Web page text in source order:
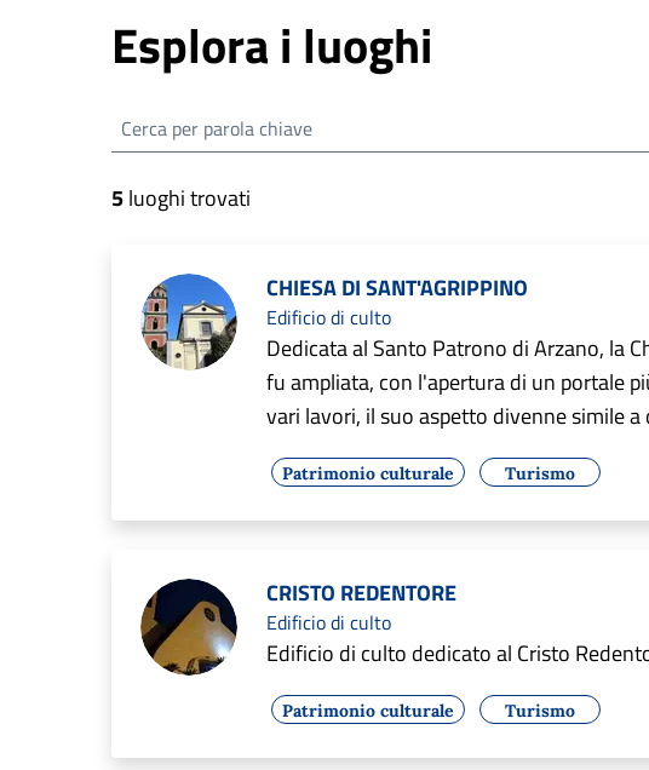
Esplora i luoghi
Cerca i luoghi
5luoghi trovati
CHIESA DI SANT'AGRIPPINO
Edificio di culto
Dedicata al Santo Patrono di Arzano, la
fu ampliata, con l'apertura di un portale
vari lavori, il suo aspetto divenne simile a
Patrimonio culturale Turismo
CRISTO REDENTORE
Edificio di culto
Edificio di culto dedicato al Cristo
Patrimonio culturale Turismo